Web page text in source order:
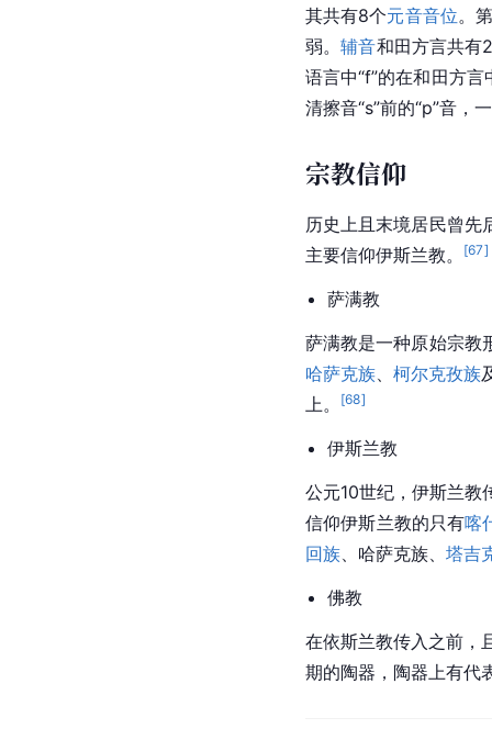
其共有8个元音音位。
弱。辅音和田方言共有
语言中“f”的在和田方言
清擦音“s”前的“p”音，
宗教信仰
历史上且末境居民曾先
主要信仰伊斯兰教。
[67]
萨满教
萨满教是一种原始宗教
哈萨克族、 柯尔克孜族
上。
[68]
伊斯兰教
公元10世纪，伊斯兰教
信仰伊斯兰教的只有喀
回族、哈萨克族、 塔吉
佛教
在依斯兰教传入之前，
期的陶器，陶器上有代